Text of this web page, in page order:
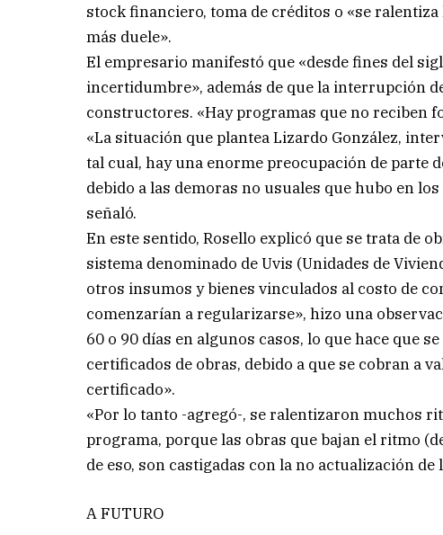
stock financiero, toma de créditos o «se
más duele».
El empresario manifestó que «desde fines del
incertidumbre», además de que la interrupción
constructores. «Hay programas que no reciben
«La situación que plantea Lizardo González,
tal cual, hay una enorme preocupación de parte
debido a las demoras no usuales que hubo en
señaló.
En este sentido, Rosello explicó que se trata de
sistema denominado de Uvis (Unidades de
otros insumos y bienes vinculados al costo de
comenzarían a regularizarse», hizo una
60 o 90 días en algunos casos, lo que hace que
certificados de obras, debido a que se cobran a
certificado».
«Por lo tanto -agregó-, se ralentizaron muchos
programa, porque las obras que bajan el ritmo
de eso, son castigadas con la no actualización
A FUTURO